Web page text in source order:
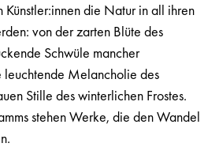
Künstler:innen die Natur in all ihren
von der zarten Blüte des
Schwüle mancher
leuchtende Melancholie des
Stille des winterlichen Frostes.
stehen Werke, die den Wandel